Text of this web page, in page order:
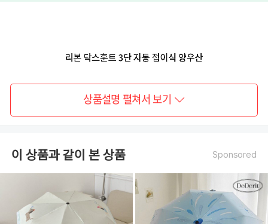
상품설명 펼쳐서 보기
이 상품과 같이 본 상품 Sponsored